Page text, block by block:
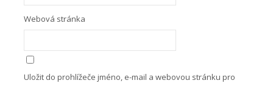
Webová stránka
Uložit do prohlížeče jméno, e-mail a webovou stránku pro